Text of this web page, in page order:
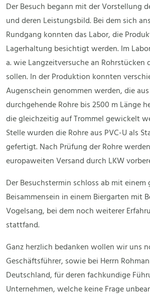
Der Besuch begann mit der Vorstellung
und deren Leistungsbild. Bei dem sich
Rundgang konnten das Labor, die
Lagerhaltung besichtigt werden. Im
a. wie Langzeitversuche an Rohrstücken
sollen. In der Produktion konnten
Augenschein genommen werden, die
durchgehende Rohre bis 2500 m Länge
die gleichzeitig auf Trommel gewickelt
Stelle wurden die Rohre aus PVC-U als
gefertigt. Nach Prüfung der Rohre
europaweiten Versand durch LKW
Der Besuchstermin schloss ab mit
Beisammensein in einem Biergarten mit
Vogelsang, bei dem noch weiterer
stattfand.
Ganz herzlich bedanken wollen wir uns
Geschäftsführer, sowie bei Herrn
Deutschland, für deren fachkundige
Unternehmen, welche keine Frage